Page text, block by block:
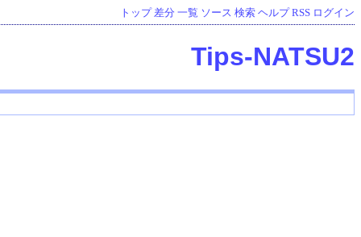
トップ 差分 一覧 ソース 検索 ヘルプ RSS ログイン
Tips-NATSU2